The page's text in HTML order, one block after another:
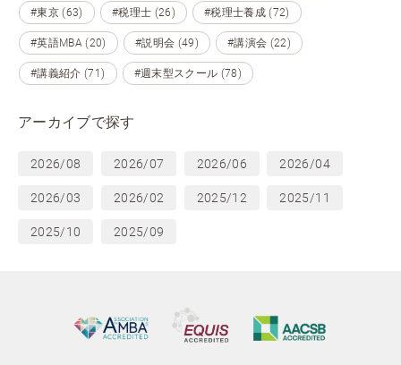
#東京 (63) #税理士 (26) #税理士養成 (72)
#英語MBA (20) #説明会 (49) #講演会 (22)
#講義紹介 (71) #週末型スクール (78)
アーカイブで探す
2026/08 2026/07 2026/06 2026/04
2026/03 2026/02 2025/12 2025/11
2025/10 2025/09